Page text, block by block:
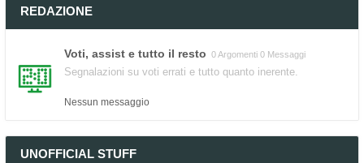
REDAZIONE
Voti, assist e tutto il resto 0 Argomenti 0 Messaggi
Segnalazioni su voti errati e tutto quanto inerente.
Nessun messaggio
UNOFFICIAL STUFF